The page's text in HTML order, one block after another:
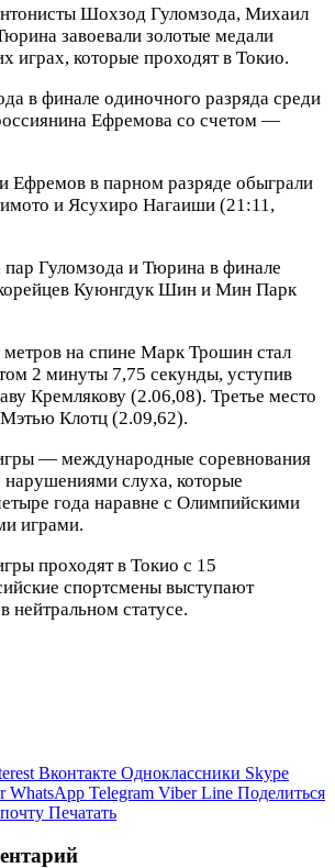
Шохзод Гуломзода, Михаил
завоевали золотые медали
играх, которые проходят в Токио.
в финале одиночного разряда среди
Ефремова со счетом —
Ефремов в парном разряде обыграли
и Ясухиро Нагаиши (21:11,
Гуломзода и Тюрина в финале
Куюнгдук Шин и Мин Парк
на спине Марк Трошин стал
2 минуты 7,75 секунды, уступив
Кремлякову (2.06,08). Третье место
Клотц (2.09,62).
— международные соревнования
нарушениями слуха, которые
года наравне с Олимпийскими
играми.
проходят в Токио с 15
спортсмены выступают
нейтральном статусе.
Вконтакте Одноклассники Skype
WhatsApp Telegram Viber Line Поделиться
Печатать